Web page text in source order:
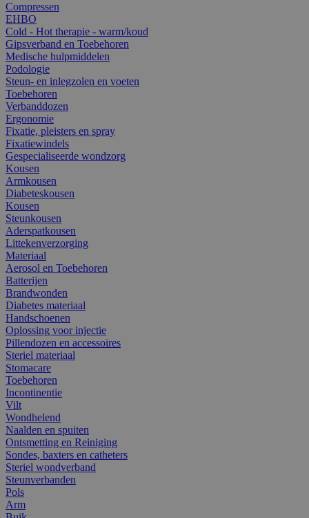
Compressen
EHBO
Cold - Hot therapie - warm/koud
Gipsverband en Toebehoren
Medische hulpmiddelen
Podologie
Steun- en inlegzolen en voeten
Toebehoren
Verbanddozen
Ergonomie
Fixatie, pleisters en spray
Fixatiewindels
Gespecialiseerde wondzorg
Kousen
Armkousen
Diabeteskousen
Kousen
Steunkousen
Aderspatkousen
Littekenverzorging
Materiaal
Aerosol en Toebehoren
Batterijen
Brandwonden
Diabetes materiaal
Handschoenen
Oplossing voor injectie
Pillendozen en accessoires
Steriel materiaal
Stomacare
Toebehoren
Incontinentie
Vilt
Wondhelend
Naalden en spuiten
Ontsmetting en Reiniging
Sondes, baxters en catheters
Steriel wondverband
Steunverbanden
Pols
Arm